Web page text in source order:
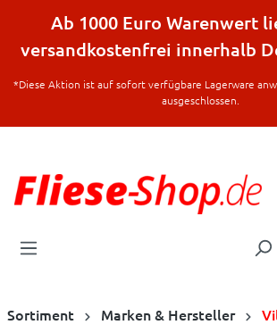
springen
Ab 1000 Euro Warenwert
versandkostenfrei innerhalb
*Diese Aktion ist auf sofort verfügbare Lagerware
ausgeschlossen.
Sortiment Marken & Hersteller